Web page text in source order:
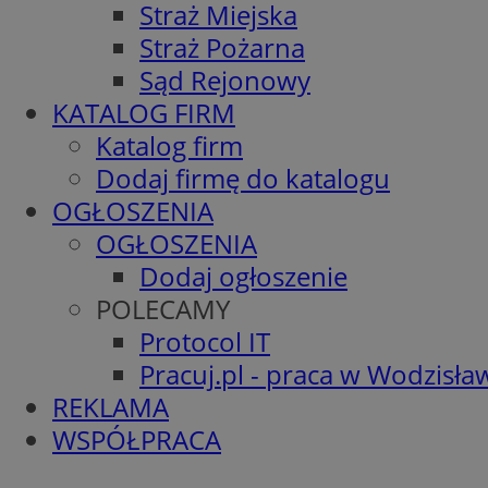
Straż Miejska
Straż Pożarna
Sąd Rejonowy
KATALOG FIRM
Katalog firm
Dodaj firmę do katalogu
OGŁOSZENIA
OGŁOSZENIA
Dodaj ogłoszenie
POLECAMY
Protocol IT
Pracuj.pl - praca w
REKLAMA
WSPÓŁPRACA